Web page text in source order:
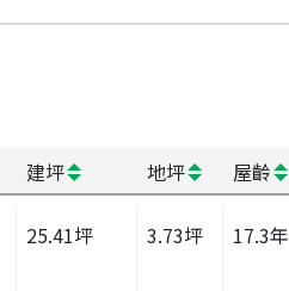
建坪 地坪 屋齡
25.41坪 3.73坪 17.3年